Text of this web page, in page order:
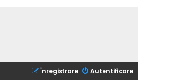
Autentificare
Înregistrare